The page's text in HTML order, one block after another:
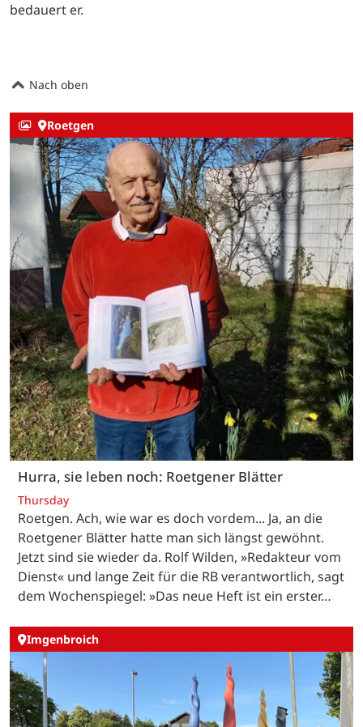
bedauert er.
Nach oben
Roetgen
Hurra, sie leben noch: Roetgener Blätter
Thursday
Roetgen. Ach, wie war es doch vordem... Ja, an die
Roetgener Blätter hatte man sich längst gewöhnt.
Jetzt sind sie wieder da. Rolf Wilden, »Redakteur vom
Dienst« und lange Zeit für die RB verantwortlich, sagt
dem Wochenspiegel: »Das neue Heft ist ein erster…
Imgenbroich